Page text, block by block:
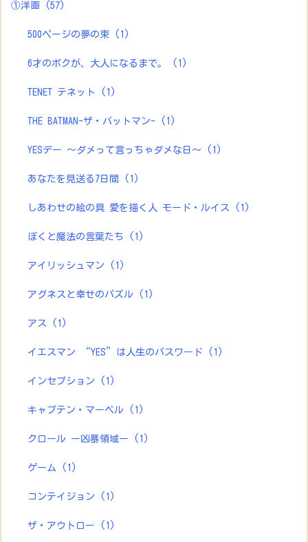
①洋画 (57)
500ページの夢の束 (1)
6才のボクが、大人になるまで。 (1)
TENET テネット (1)
THE BATMAN-ザ・バットマン- (1)
YESデー ～ダメって言っちゃダメな日～ (1)
あなたを見送る7日間 (1)
しあわせの絵の具 愛を描く人 モード・ルイス (1)
ぼくと魔法の言葉たち (1)
アイリッシュマン (1)
アグネスと幸せのパズル (1)
アス (1)
イエスマン “YES”は人生のパスワード (1)
インセプション (1)
キャプテン・マーベル (1)
クロール ー凶暴領域ー (1)
ゲーム (1)
コンテイジョン (1)
ザ・アウトロー (1)